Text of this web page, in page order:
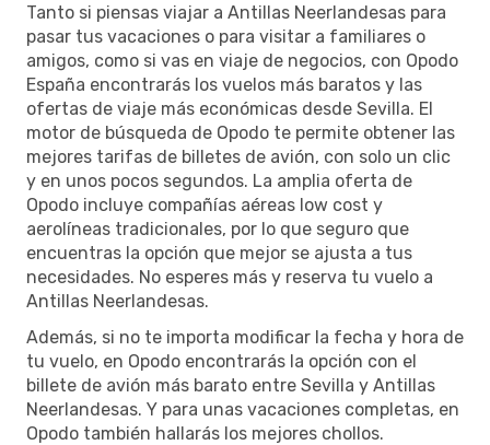
Tanto si piensas viajar a Antillas Neerlandesas para
pasar tus vacaciones o para visitar a familiares o
amigos, como si vas en viaje de negocios, con Opodo
España encontrarás los vuelos más baratos y las
ofertas de viaje más económicas desde Sevilla. El
motor de búsqueda de Opodo te permite obtener las
mejores tarifas de billetes de avión, con solo un clic
y en unos pocos segundos. La amplia oferta de
Opodo incluye compañías aéreas low cost y
aerolíneas tradicionales, por lo que seguro que
encuentras la opción que mejor se ajusta a tus
necesidades. No esperes más y reserva tu vuelo a
Antillas Neerlandesas.
Además, si no te importa modificar la fecha y hora de
tu vuelo, en Opodo encontrarás la opción con el
billete de avión más barato entre Sevilla y Antillas
Neerlandesas. Y para unas vacaciones completas, en
Opodo también hallarás los mejores chollos.